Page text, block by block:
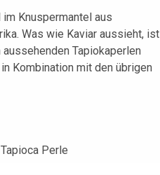
Knuspermantel aus
Was wie Kaviar aussieht, ist
Tapiokaperlen
Kombination mit den übrigen